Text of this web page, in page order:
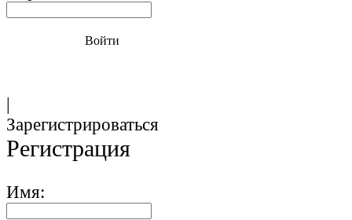
Войти
|
Зарегистрироваться
Регистрация
Имя: